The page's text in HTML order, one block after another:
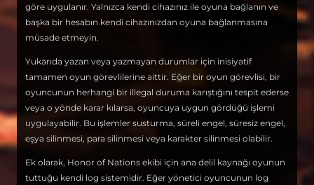
göre uygulanır. Yalnızca kendi cihazınız ile oyuna bağlanın ve
başka bir hesabın kendi cihazınızdan oyuna bağlanmasına
müsade etmeyin.
Yukarıda yazan veya yazmayan durumlar için inisiyatif
tamamen oyun görevlilerine aittir. Eğer bir oyun görevlisi, bir
oyuncunun herhangi bir illegal duruma karıştığını tespit ederse
veya o yönde karar kılarsa, oyuncuya uygun gördüğü işlemi
uygulayabilir. Bu işlemler susturma, süreli engel, süresiz engel,
eşya silinmesi, para silinmesi veya karakter silinmesi olabilir.
Ek olarak, Honor of Nations ekibi için ana delil kaynağı oyunun
tuttuğu kendi log sistemidir. Eğer yönetici oyuncunun log